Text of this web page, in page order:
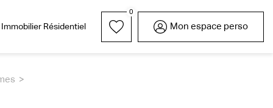
0
Mon espace perso
Parrainez l'un de vos
Immobilier Résidentiel